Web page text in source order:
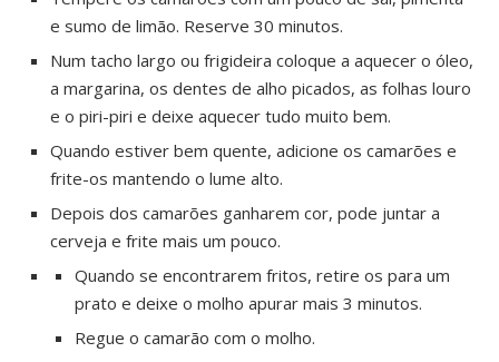
e sumo de limão. Reserve 30 minutos.
Num tacho largo ou frigideira coloque a aquecer o óleo,
a margarina, os dentes de alho picados, as folhas louro
e o piri-piri e deixe aquecer tudo muito bem.
Quando estiver bem quente, adicione os camarões e
frite-os mantendo o lume alto.
Depois dos camarões ganharem cor, pode juntar a
cerveja e frite mais um pouco.
Quando se encontrarem fritos, retire os para um
prato e deixe o molho apurar mais 3 minutos.
Regue o camarão com o molho.